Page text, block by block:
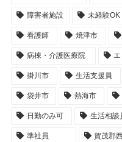
障害者施設 未経験OK
看護師 焼津市
病棟・介護医療院
掛川市 生活支援員
袋井市 熱海市
日勤のみ可 生活相談
準社員 賀茂郡